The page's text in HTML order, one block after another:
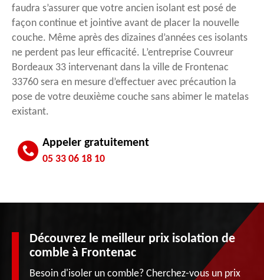
faudra s’assurer que votre ancien isolant est posé de
façon continue et jointive avant de placer la nouvelle
couche. Même après des dizaines d’années ces isolants
ne perdent pas leur efficacité. L’entreprise Couvreur
Bordeaux 33 intervenant dans la ville de Frontenac
33760 sera en mesure d’effectuer avec précaution la
pose de votre deuxième couche sans abimer le matelas
existant.
Appeler gratuitement
05 33 06 18 10
Découvrez le meilleur prix isolation de
comble à Frontenac
Besoin d'isoler un comble? Cherchez-vous un prix